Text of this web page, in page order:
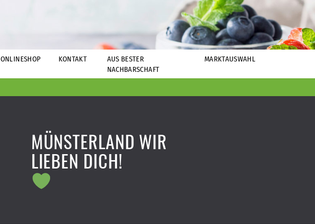
ONLINESHOP KONTAKT
AUS BESTER
NACHBARSCHAFT
MARKTAUSWAHL
MÜNSTERLAND WIR
LIEBEN DICH!